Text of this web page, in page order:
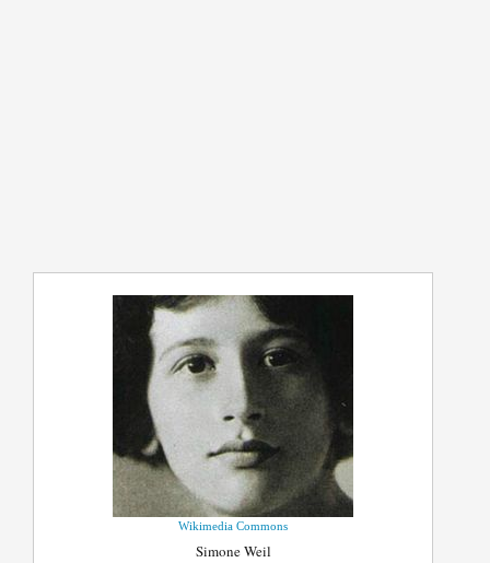
Wikimedia Commons
Simone Weil